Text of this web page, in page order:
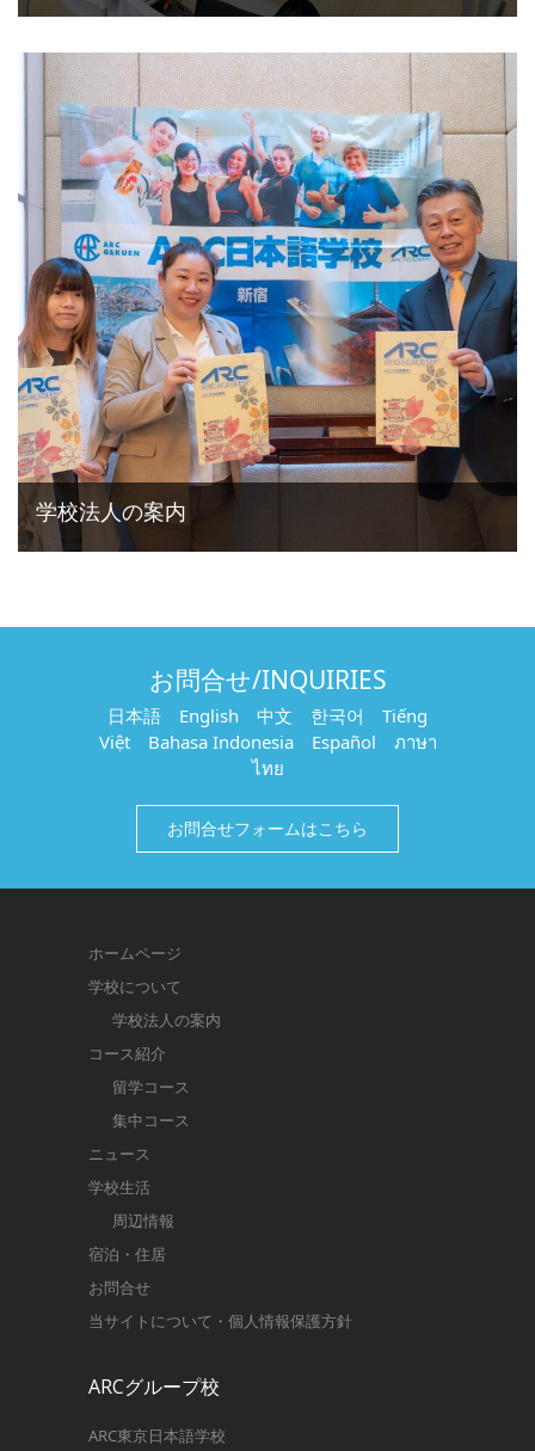
学校法人の案内
学校法人の案内
お問合せ/INQUIRIES
日本語 English 中文 한국어 Tiếng
Việt Bahasa Indonesia Español ภาษา
ไทย
お問合せフォームはこちら
ホームページ
学校について
学校法人の案内
コース紹介
留学コース
集中コース
ニュース
学校生活
周辺情報
宿泊・住居
お問合せ
当サイトについて・個人情報保護方針
ARCグループ校
ARC東京日本語学校